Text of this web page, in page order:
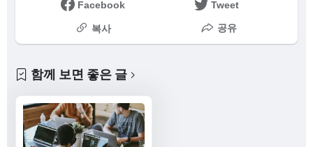
Facebook Tweet
복사 공유
함께 보면 좋은 글